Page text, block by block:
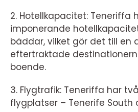
2. Hotellkapacitet: Teneriffa
imponerande
bäddar, vilket gör det till en
eftertraktade
boende.
3. Flygtrafik: Teneriffa har
flygplatser – Tenerife South